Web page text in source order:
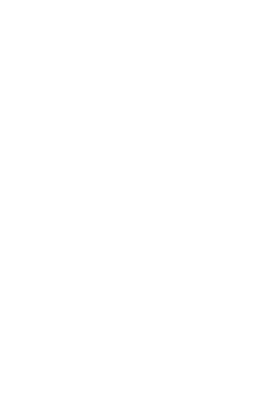
± 6x3mm goud aantal